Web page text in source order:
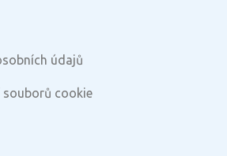
údajů
souborů cookie